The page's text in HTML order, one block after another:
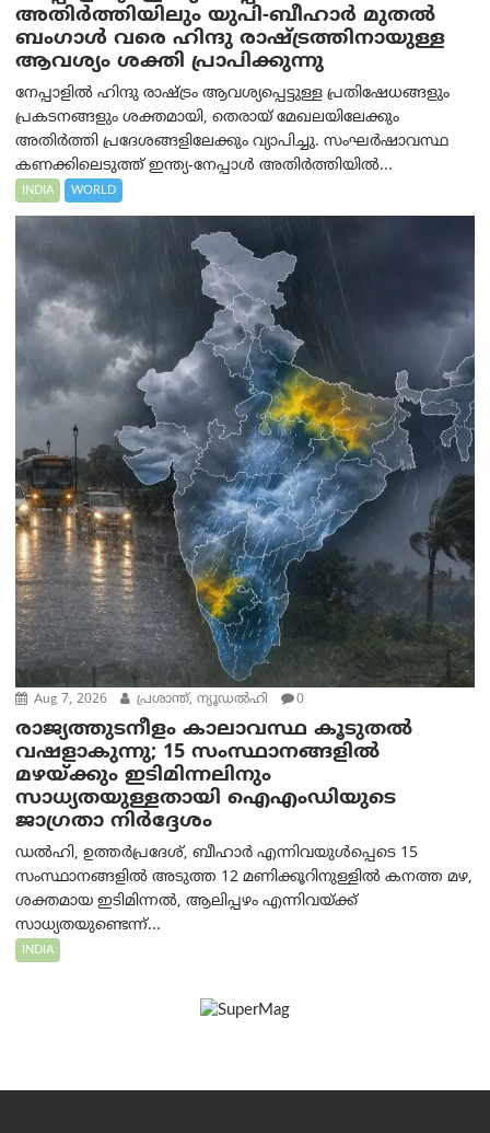
അതിർത്തിയിലും യുപി-ബീഹാർ മുതൽ
ബംഗാൾ വരെ ഹിന്ദു രാഷ്ട്രത്തിനായുള്ള
ആവശ്യം ശക്തി പ്രാപിക്കുന്നു
നേപ്പാളിൽ ഹിന്ദു രാഷ്ട്രം ആവശ്യപ്പെട്ടുള്ള പ്രതിഷേധങ്ങളും
പ്രകടനങ്ങളും ശക്തമായി, തെരായ് മേഖലയിലേക്കും
അതിർത്തി പ്രദേശങ്ങളിലേക്കും വ്യാപിച്ചു. സംഘർഷാവസ്ഥ
കണക്കിലെടുത്ത് ഇന്ത്യ-നേപ്പാൾ അതിർത്തിയിൽ...
INDIA WORLD
Aug 7, 2026 പ്രശാന്ത്, ന്യൂഡല്‍ഹി 0
രാജ്യത്തുടനീളം കാലാവസ്ഥ കൂടുതൽ
വഷളാകുന്നു; 15 സംസ്ഥാനങ്ങളിൽ
മഴയ്ക്കും ഇടിമിന്നലിനും
സാധ്യതയുള്ളതായി ഐഎംഡിയുടെ
ജാഗ്രതാ നിർദ്ദേശം
ഡൽഹി, ഉത്തർപ്രദേശ്, ബീഹാർ എന്നിവയുൾപ്പെടെ 15
സംസ്ഥാനങ്ങളിൽ അടുത്ത 12 മണിക്കൂറിനുള്ളിൽ കനത്ത മഴ,
ശക്തമായ ഇടിമിന്നൽ, ആലിപ്പഴം എന്നിവയ്ക്ക്
സാധ്യതയുണ്ടെന്ന്...
INDIA